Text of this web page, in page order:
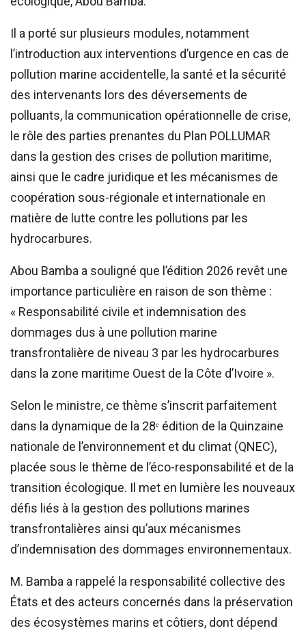
Il a porté sur plusieurs modules, notamment
l’introduction aux interventions d’urgence en cas de
pollution marine accidentelle, la santé et la sécurité
des intervenants lors des déversements de
polluants, la communication opérationnelle de crise,
le rôle des parties prenantes du Plan POLLUMAR
dans la gestion des crises de pollution maritime,
ainsi que le cadre juridique et les mécanismes de
coopération sous-régionale et internationale en
matière de lutte contre les pollutions par les
hydrocarbures.
Abou Bamba a souligné que l’édition 2026 revêt une
importance particulière en raison de son thème :
« Responsabilité civile et indemnisation des
dommages dus à une pollution marine
transfrontalière de niveau 3 par les hydrocarbures
dans la zone maritime Ouest de la Côte d’Ivoire ».
Selon le ministre, ce thème s’inscrit parfaitement
dans la dynamique de la 28ᵉ édition de la Quinzaine
nationale de l’environnement et du climat (QNEC),
placée sous le thème de l’éco-responsabilité et de la
transition écologique. Il met en lumière les nouveaux
défis liés à la gestion des pollutions marines
transfrontalières ainsi qu’aux mécanismes
d’indemnisation des dommages environnementaux.
M. Bamba a rappelé la responsabilité collective des
États et des acteurs concernés dans la préservation
des écosystèmes marins et côtiers, dont dépend